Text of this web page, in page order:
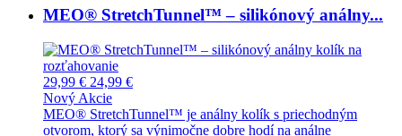
MEO® StretchTunnel™ – silikónový análny...
29,99 € 24,99 €
Nový Akcie
MEO® StretchTunnel™ je análny kolík s priechodným
otvorom, ktorý sa výnimočne dobre hodí na análne